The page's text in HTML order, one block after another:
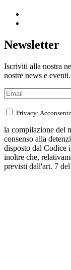
Newsletter
Iscriviti alla nostra
nostre news e eventi.
Privacy:
la compilazione del
consenso alla
disposto dal Codice
inoltre che,
previsti dall'art. 7